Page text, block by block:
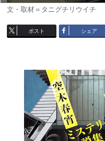
文・取材＝タニグチリウイチ
ポスト シェア